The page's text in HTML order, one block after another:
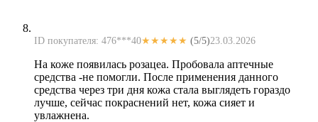
ID покупателя: 476***40★★★★★ (5/5)23.03.2026
На коже появилась розацеа. Пробовала аптечные
средства -не помогли. После применения данного
средства через три дня кожа стала выглядеть гораздо
лучше, сейчас покраснений нет, кожа сияет и
увлажнена.